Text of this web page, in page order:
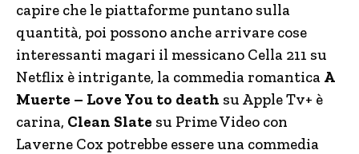
capire che le piattaforme puntano sulla
quantità, poi possono anche arrivare cose
interessanti magari il messicano Cella 211 su
Netflix è intrigante, la commedia romantica A
Muerte – Love You to death su Apple Tv+ è
carina, Clean Slate su Prime Video con
Laverne Cox potrebbe essere una commedia